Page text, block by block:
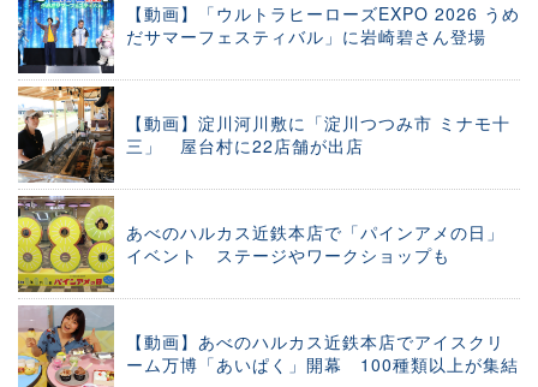
【動画】「ウルトラヒーローズEXPO 2026 うめ
だサマーフェスティバル」に岩崎碧さん登場
【動画】淀川河川敷に「淀川つつみ市 ミナモ十
三」 屋台村に22店舗が出店
あべのハルカス近鉄本店で「パインアメの日」
イベント ステージやワークショップも
【動画】あべのハルカス近鉄本店でアイスクリ
ーム万博「あいぱく」開幕 100種類以上が集結